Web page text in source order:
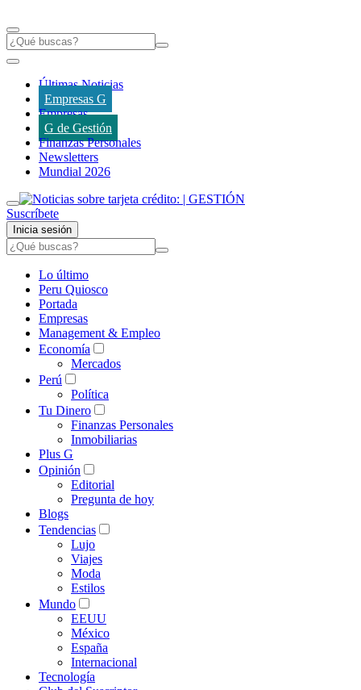
Últimas Noticias
Empresas G
Empresas
G de Gestión
Finanzas Personales
Newsletters
Mundial 2026
Suscríbete
Inicia sesión
Lo último
Peru Quiosco
Portada
Empresas
Management & Empleo
Economía
Mercados
Perú
Política
Tu Dinero
Finanzas Personales
Inmobiliarias
Plus G
Opinión
Editorial
Pregunta de hoy
Blogs
Tendencias
Lujo
Viajes
Moda
Estilos
Mundo
EEUU
México
España
Internacional
Tecnología